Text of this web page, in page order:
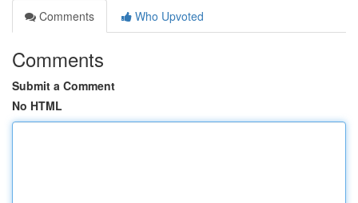
Comments
Who Upvoted
Comments
Submit a Comment
No HTML